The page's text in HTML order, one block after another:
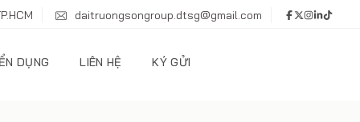
daitruongsongroup.dtsg@gmail.com
DỤNG LIÊN HỆ KÝ GỬI